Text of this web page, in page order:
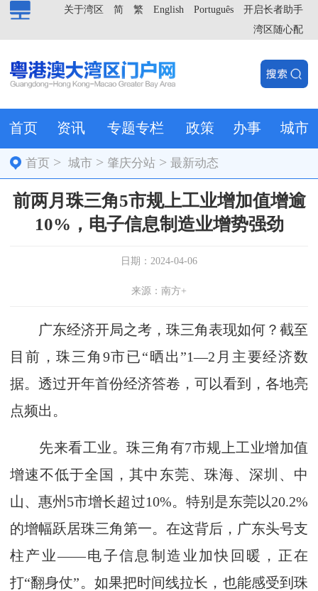
开启长者助手
Português
English
繁
简
关于湾区
湾区随心配
首页 资讯 专题专栏 政策 办事 城市
首页 >城市 > 肇庆分站 >最新动态
前两月珠三角5市规上工业增加值增逾
10%，电子信息制造业增势强劲
日期：2024-04-06
来源：南方+
广东经济开局之考，珠三角表现如何？截至
目前，珠三角9市已“晒出”1—2月主要经济数
据。透过开年首份经济答卷，可以看到，各地亮
点频出。
先来看工业。珠三角有7市规上工业增加值
增速不低于全国，其中东莞、珠海、深圳、中
山、惠州5市增长超过10%。特别是东莞以20.2%
的增幅跃居珠三角第一。在这背后，广东头号支
柱产业——电子信息制造业加快回暖，正在
打“翻身仗”。如果把时间线拉长，也能感受到珠